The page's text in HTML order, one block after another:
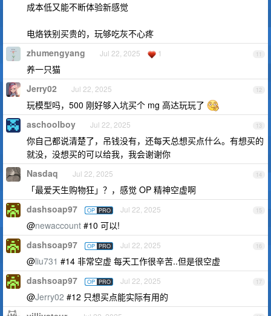
成本低又能不断体验新感觉
电烙铁别买贵的，玩够吃灰不心疼
11
zhumengyang Jul 22, 2025 1
养一只猫
12
Jerry02 Jul 22, 2025
玩模型吗，500 刚好够入坑买个 mg 高达玩玩了
13
aschoolboy Jul 22, 2025
你自己都说清楚了，吊钱没有，还每天总想买点什么。有想买的
就没，没想买的可以给我，我会谢谢你
14
Nasdaq Jul 22, 2025
「最爱天生购物狂」？，感觉 OP 精神空虚啊
15
dashsoap97 OP PRO Jul 22, 2025
@newaccount #10 可以!
16
dashsoap97 OP PRO Jul 22, 2025
@liu731 #14 非常空虚 每天工作很辛苦..但是很空虚
17
dashsoap97 OP PRO Jul 22, 2025
@Jerry02 #12 只想买点能实际有用的